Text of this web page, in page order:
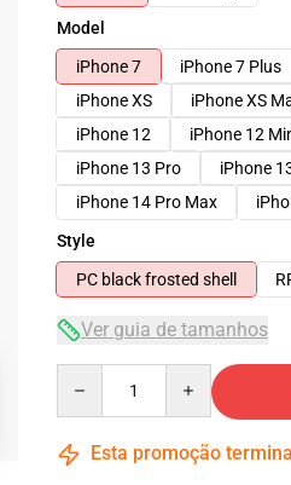
Model
iPhone 7
iPhone 7 Plus
iPhone XS
iPhone XS
iPhone 12
iPhone 12
iPhone 13 Pro
iPhone
iPhone 14 Pro Max
Style
PC black frosted shell
Ver guia de tamanhos
Esta promoção